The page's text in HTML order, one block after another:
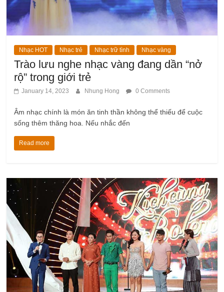
Nhạc HOT Nhạc trẻ Nhạc trữ tình Nhạc vàng
Trào lưu nghe nhạc vàng đang dần “nở
rộ” trong giới trẻ
January 14, 2023 Nhung Hong 0 Comments
Âm nhạc chính là món ăn tinh thần không thể thiếu để cuộc
sống thêm thăng hoa. Nếu nhắc đến
Read more